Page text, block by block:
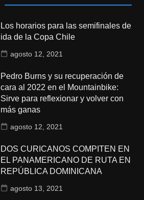
Los horarios para las semifinales de
ida de la Copa Chile
agosto 12, 2021
Pedro Burns y su recuperación de
cara al 2022 en el Mountainbike:
Sirve para reflexionar y volver con
más ganas
agosto 12, 2021
DOS CURICANOS COMPITEN EN
EL PANAMERICANO DE RUTA EN
REPÚBLICA DOMINICANA
agosto 13, 2021